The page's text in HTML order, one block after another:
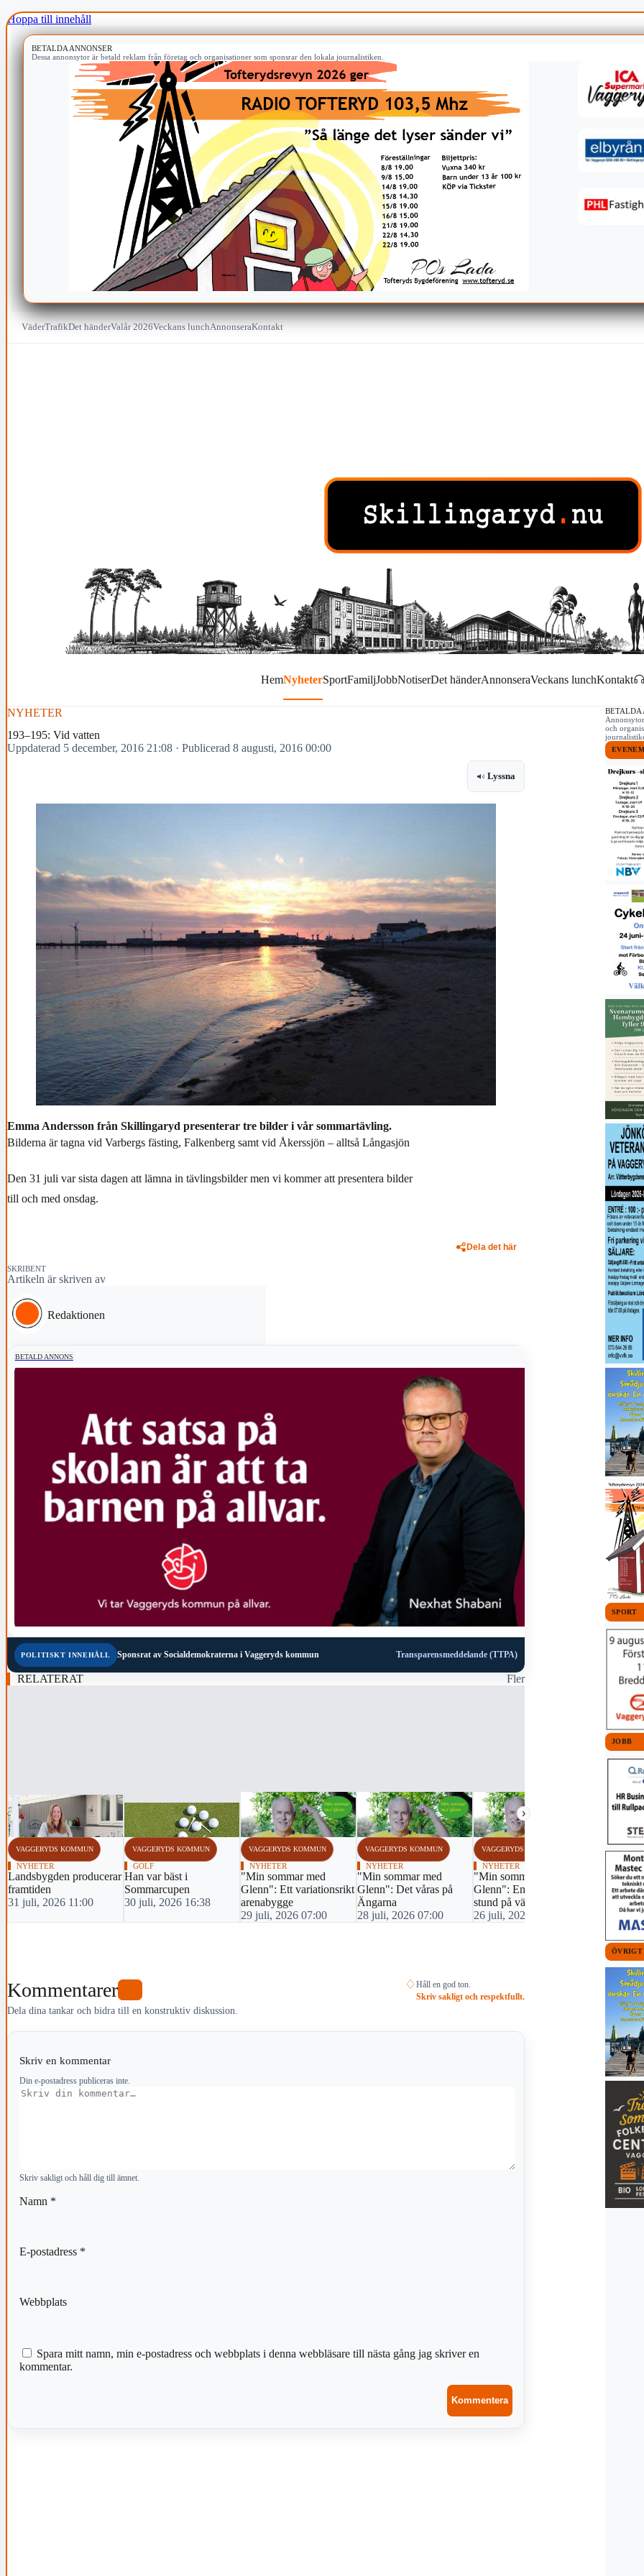
Hoppa till innehåll
BETALDA ANNONSER
Dessa annonsytor är betald reklam från företag och organisationer som sponsrar den lokala journalistiken.
VäderTrafikDet händerValår 2026Veckans lunchAnnonseraKontakt
HemNyheterSportFamiljJobbNotiserDet händerAnnonseraVeckans lunchKontakt
NYHETER
193–195: Vid vatten
Uppdaterad 5 december, 2016 21:08 · Publicerad 8 augusti, 2016 00:00
Lyssna
Emma Andersson från Skillingaryd presenterar tre bilder i vår sommartävling.
Bilderna är tagna vid Varbergs fästing, Falkenberg samt vid Åkerssjön – alltså Långasjön
Den 31 juli var sista dagen att lämna in tävlingsbilder men vi kommer att presentera bilder
till och med onsdag.
Dela det här
SKRIBENT
Artikeln är skriven av
Redaktionen
BETALD ANNONS
POLITISKT INNEHÅLL Sponsrat av Socialdemokraterna i Vaggeryds kommun Transparensmeddelande (TTPA)
RELATERAT Fler
‹ ›
VAGGERYDS KOMMUN
NYHETER
Landsbygden producerar
framtiden
31 juli, 2026 11:00
VAGGERYDS KOMMUN
GOLF
Han var bäst i
Sommarcupen
30 juli, 2026 16:38
VAGGERYDS KOMMUN
NYHETER
"Min sommar med
Glenn": Ett variationsrikt
arenabygge
29 juli, 2026 07:00
VAGGERYDS KOMMUN
NYHETER
"Min sommar med
Glenn": Det våras på
Ängarna
28 juli, 2026 07:00
VAGGERYDS KOMMUN
NYHETER
"Min sommar med
Glenn": En matnyttig
stund på värdshuset
26 juli, 2026 07:00
GOLF
Tre i topp
sommarcup
23 juli,
Kommentarer
Dela dina tankar och bidra till en konstruktiv diskussion.
♢ Håll en god ton.
Skriv sakligt och respektfullt.
Skriv en kommentar
Din e-postadress publiceras inte.
Kommentar
Skriv sakligt och håll dig till ämnet.
Namn *
E-postadress *
Webbplats
Spara mitt namn, min e-postadress och webbplats i denna webbläsare till nästa gång jag skriver en
kommentar.
BETALDA
och
SPORT
JOBB
ÖVRIGT